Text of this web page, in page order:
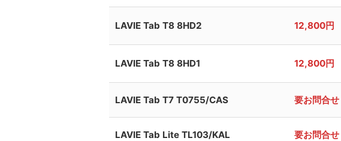
LAVIE Tab T8 8HD2 12,800円
LAVIE Tab T8 8HD1 12,800円
LAVIE Tab T7 T0755/CAS 要お問合せ
LAVIE Tab Lite TL103/KAL 要お問合せ